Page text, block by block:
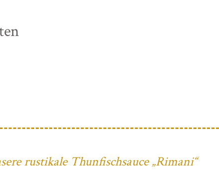
rustikale Thunfischsauce „Rimani“